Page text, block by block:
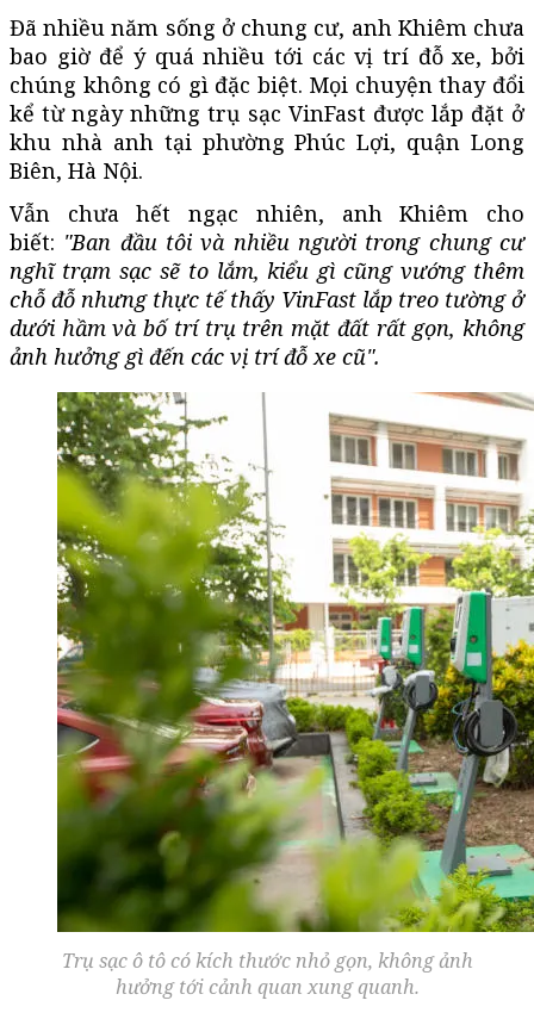
Đã nhiều năm sống ở chung cư, anh Khiêm chưa
bao giờ để ý quá nhiều tới các vị trí đỗ xe, bởi
chúng không có gì đặc biệt. Mọi chuyện thay đổi
kể từ ngày những trụ sạc VinFast được lắp đặt ở
khu nhà anh tại phường Phúc Lợi, quận Long
Biên, Hà Nội.
Vẫn chưa hết ngạc nhiên, anh Khiêm cho
biết: "Ban đầu tôi và nhiều người trong chung cư
nghĩ trạm sạc sẽ to lắm, kiểu gì cũng vướng thêm
chỗ đỗ nhưng thực tế thấy VinFast lắp treo tường ở
dưới hầm và bố trí trụ trên mặt đất rất gọn, không
ảnh hưởng gì đến các vị trí đỗ xe cũ".
Trụ sạc ô tô có kích thước nhỏ gọn, không ảnh
hưởng tới cảnh quan xung quanh.